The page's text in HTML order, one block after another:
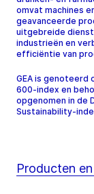
omvat machines
geavanceerde
uitgebreide
industrieën en
efficiëntie van
GEA is genoteerd
600-index en
opgenomen in de
Sustainability-
Producten